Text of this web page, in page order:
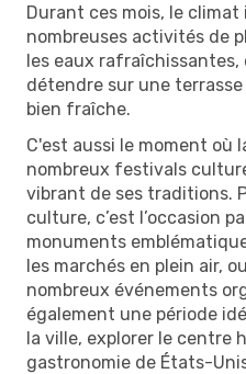
Durant ces mois, le
nombreuses activités de
les eaux rafraîchissantes,
détendre sur une
bien fraîche.
C'est aussi le moment où
nombreux festivals
vibrant de ses traditions.
culture, c’est l’occasion
monuments
les marchés en plein air,
nombreux événements
également une période
la ville, explorer le centre
gastronomie de États-